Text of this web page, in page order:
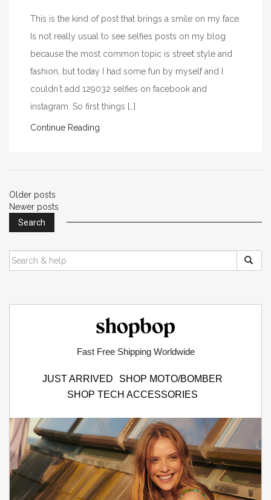
This is the kind of post that brings a smile on my face.
Is not really usual to see selfies posts on my blog
because the most common topic is street style and
fashion, but today I had some fun by myself and I
couldn`t add 129032 selfies on facebook and
instagram. So first things […]
Continue Reading
P
o
s
s
g
a
t
Older posts
Newer posts
Search
SEARCH
FOR:
Fast Free Shipping Worldwide
JUST ARRIVED
SHOP MOTO/BOMBER
SHOP TECH ACCESSORIES